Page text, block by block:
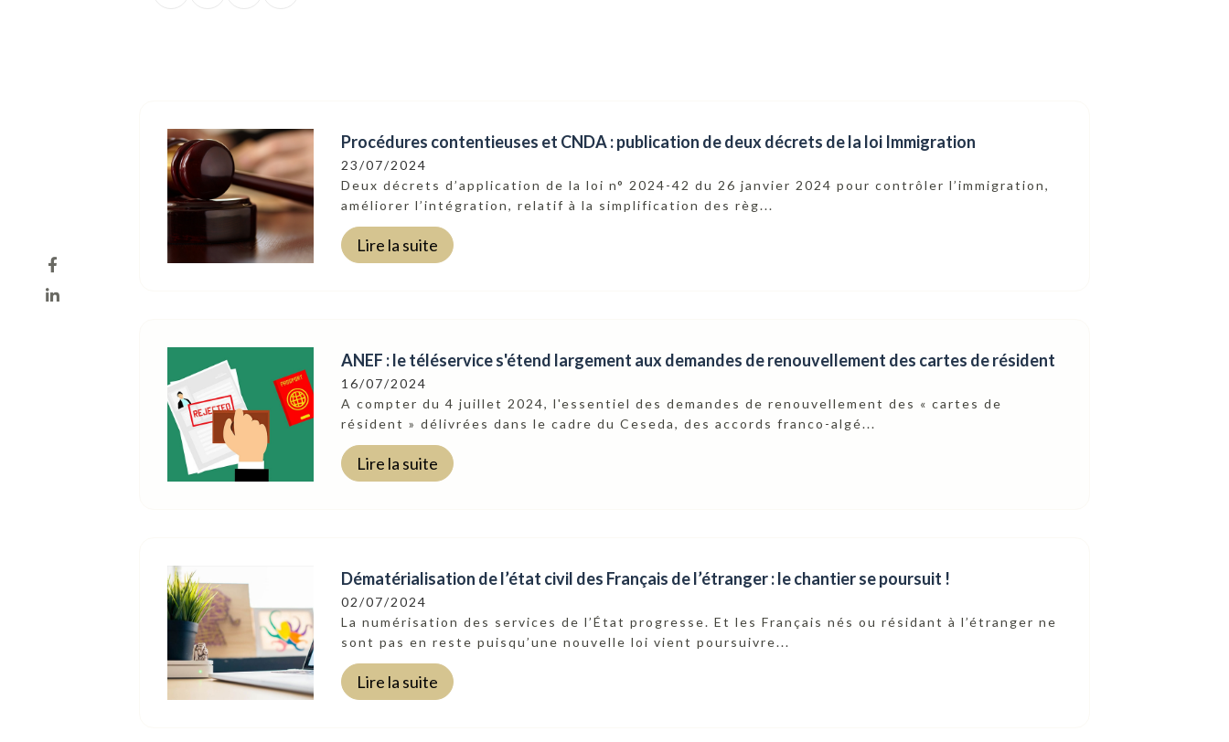
Procédures contentieuses et CNDA : publication de deux décrets de la loi Immigration
23/07/2024
Deux décrets d’application de la loi n° 2024-42 du 26 janvier 2024 pour contrôler l’immigration,
améliorer l’intégration, relatif à la simplification des règ...
Lire la suite
ANEF : le téléservice s'étend largement aux demandes de renouvellement des cartes de résident
16/07/2024
A compter du 4 juillet 2024, l'essentiel des demandes de renouvellement des « cartes de
résident » délivrées dans le cadre du Ceseda, des accords franco-algé...
Lire la suite
Dématérialisation de l’état civil des Français de l’étranger : le chantier se poursuit !
02/07/2024
La numérisation des services de l’État progresse. Et les Français nés ou résidant à l’étranger ne
sont pas en reste puisqu’une nouvelle loi vient poursuivre...
Lire la suite